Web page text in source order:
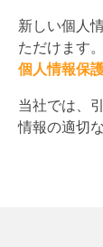
新しい個人
ただけます。
個人情報保
当社では、
情報の適切